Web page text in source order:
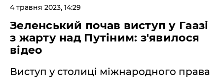
4 травня 2023, 14:29
Зеленський почав виступ у Гаазі
з жарту над Путіним: з'явилося
відео
Виступ у столиці міжнародного права